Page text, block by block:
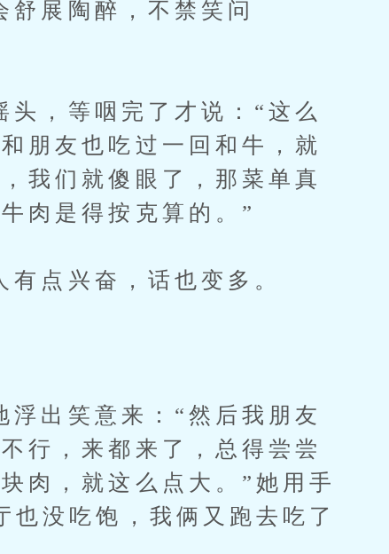
展陶醉，不禁笑问
，等咽完了才说：“这么
朋友也吃过一回和牛，就
我们就傻眼了，那菜单真
肉是得按克算的。”
点兴奋，话也变多。
出笑意来：“然后我朋友
行，来都来了，总得尝尝
肉，就这么点大。”她用手
也没吃饱，我俩又跑去吃了